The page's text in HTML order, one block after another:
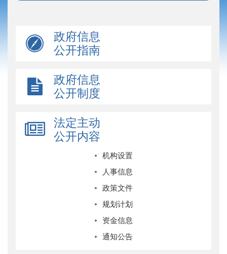
政府信息
公开指南
政府信息
公开制度
法定主动
公开内容
机构设置
人事信息
政策文件
规划计划
资金信息
通知公告